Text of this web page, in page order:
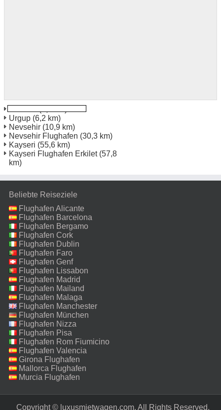
Urgup (6,2 km)
Nevsehir (10,9 km)
Nevsehir Flughafen (30,3 km)
Kayseri (55,6 km)
Kayseri Flughafen Erkilet(57,8
km)
Beliebte Reiseziele
Flughafen Alicante
Flughafen Barcelona
Flughafen Bergamo
Flughafen Cork
Flughafen Dublin
Flughafen Faro
Flughafen Genf
Flughafen Lissabon
Flughafen Madrid
Flughafen Mailand
Malpensa
Flughafen Malaga
Flughafen Manchester
Flughafen München
Flughafen Nizza
Flughafen Pisa
Flughafen Rom Fiumicino
Flughafen Valencia
Girona Flughafen
Mallorca Flughafen
Murcia Flughafen
Copyright © luxusmietwagen.com. All Rights Reserved.‎